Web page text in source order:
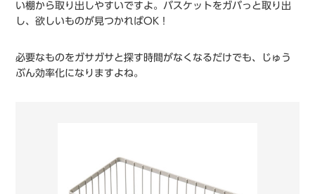
い棚から取り出しやすいですよ。バスケットをガバっと取り出
し、欲しいものが見つかればOK！
必要なものをガサガサと探す時間がなくなるだけでも、じゅう
ぶん効率化になりますよね。